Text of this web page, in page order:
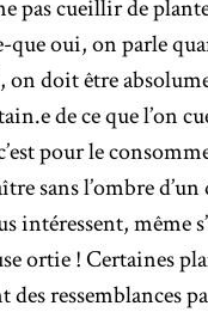
pas cueillir de
que oui, on parle
on doit être
de ce que l’on
pour le
sans l’ombre d’un
intéressent, même
ortie ! Certaines
des ressemblances